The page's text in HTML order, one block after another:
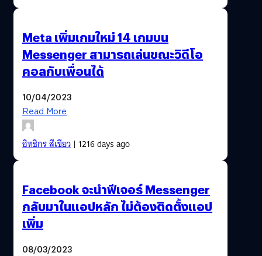
Meta เพิ่มเกมใหม่ 14 เกมบน
Messenger สามารถเล่นขณะวิดีโอ
คอลกับเพื่อนได้
10/04/2023
Read More
อิทธิกร สีเขียว| 1216 days ago
Facebook จะนำฟีเจอร์ Messenger
กลับมาในแอปหลัก ไม่ต้องติดตั้งแอป
เพิ่ม
08/03/2023